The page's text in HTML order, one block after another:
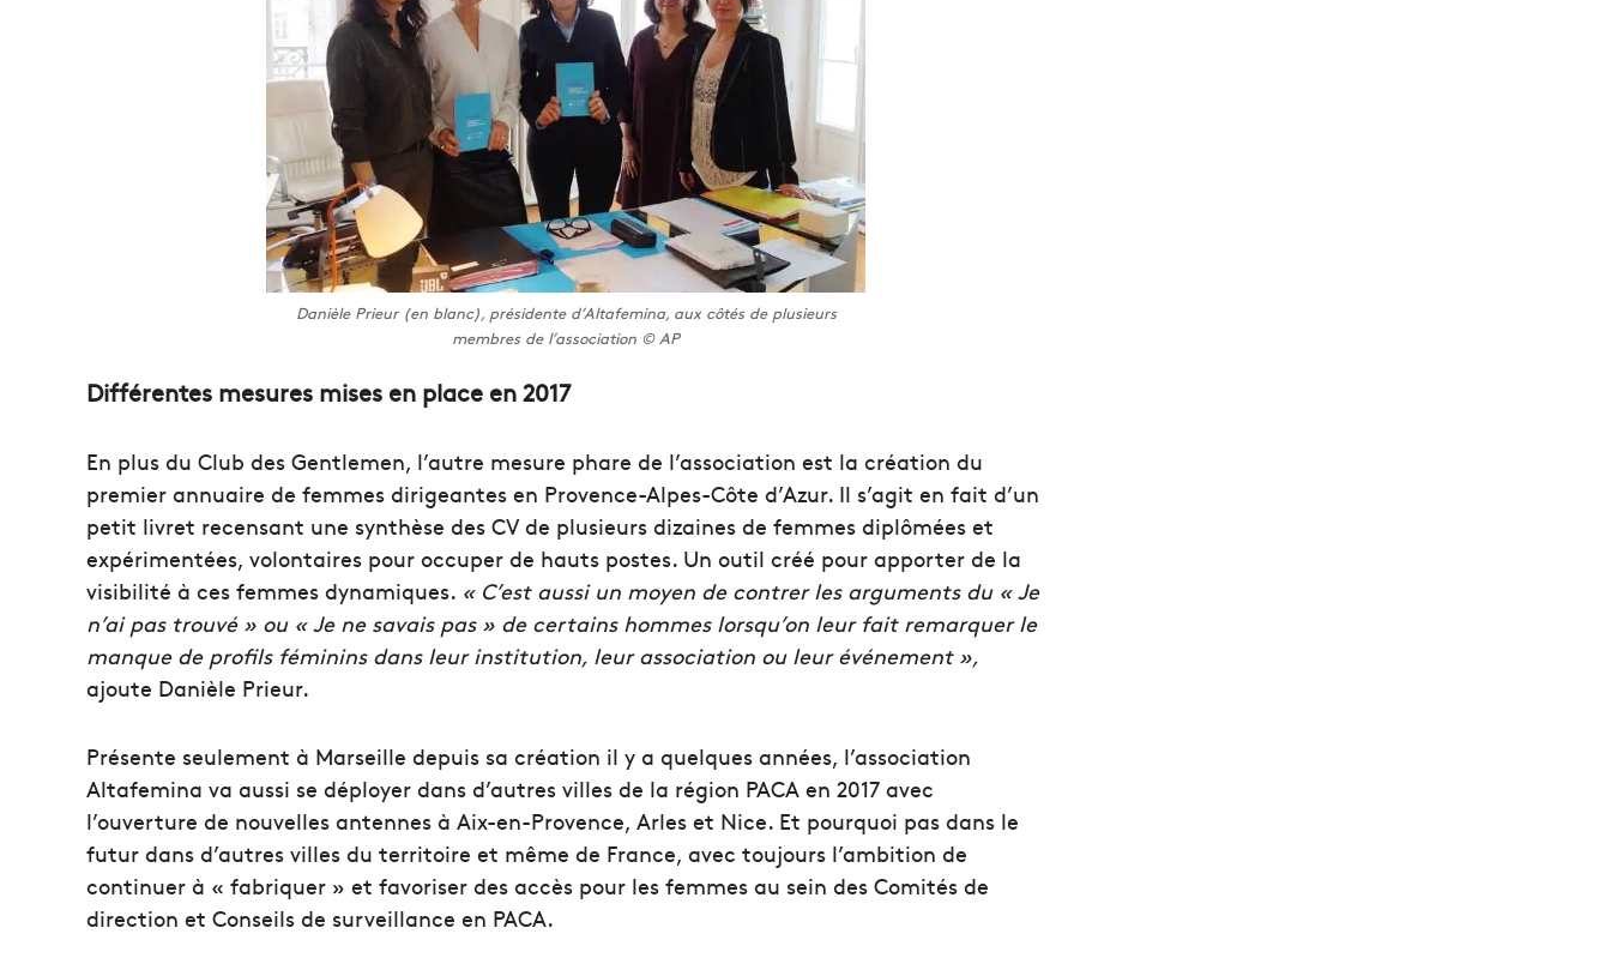
Danièle Prieur (en blanc), présidente d’Altafemina, aux côtés de plusieurs
membres de l’association © AP
Différentes mesures mises en place en 2017
En plus du Club des Gentlemen, l’autre mesure phare de l’association est la création du
premier annuaire de femmes dirigeantes en Provence-Alpes-Côte d’Azur. Il s’agit en fait d’un
petit livret recensant une synthèse des CV de plusieurs dizaines de femmes diplômées et
expérimentées, volontaires pour occuper de hauts postes. Un outil créé pour apporter de la
visibilité à ces femmes dynamiques. « C’est aussi un moyen de contrer les arguments du « Je
n’ai pas trouvé » ou « Je ne savais pas » de certains hommes lorsqu’on leur fait remarquer le
manque de profils féminins dans leur institution, leur association ou leur événement »,
ajoute Danièle Prieur.
Présente seulement à Marseille depuis sa création il y a quelques années, l’association
Altafemina va aussi se déployer dans d’autres villes de la région PACA en 2017 avec
l’ouverture de nouvelles antennes à Aix-en-Provence, Arles et Nice. Et pourquoi pas dans le
futur dans d’autres villes du territoire et même de France, avec toujours l’ambition de
continuer à « fabriquer » et favoriser des accès pour les femmes au sein des Comités de
direction et Conseils de surveillance en PACA.